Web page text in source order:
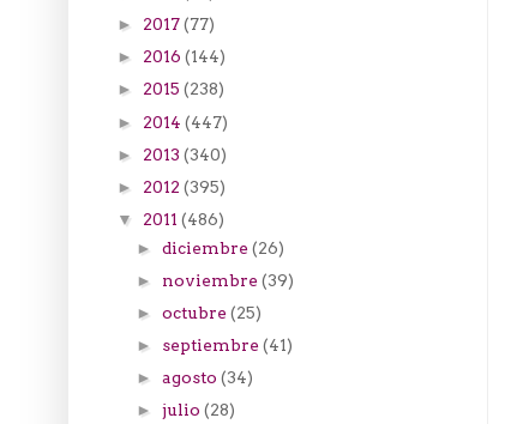
► 2017(77)
► 2016 (144)
► 2015 (238)
► 2014 (447)
► 2013 (340)
► 2012 (395)
▼ 2011 (486)
►diciembre(26)
► noviembre(39)
►octubre(25)
► septiembre(41)
►agosto(34)
►julio(28)